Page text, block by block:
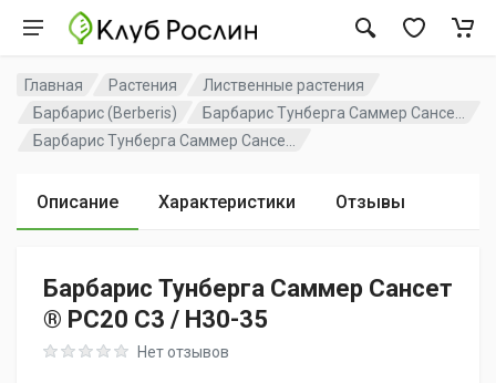
Главная Растения
Лиственные растения
Барбарис (Berberis)
Барбарис Тунберга Саммер Сансе...
Барбарис Тунберга Саммер Сансе...
Описание Характеристики Отзывы
Барбарис Тунберга Саммер Сансет
® PC20 C3 / H30-35
Rating: 0 out of 5Нет отзывов